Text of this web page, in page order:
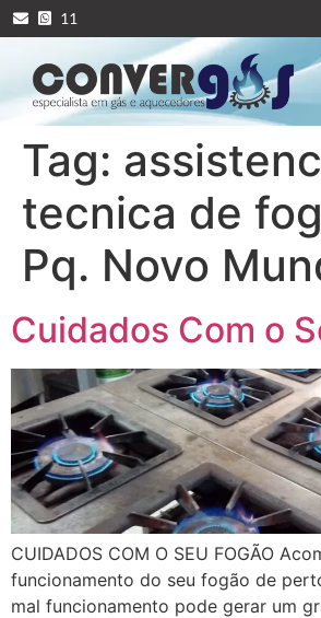
11
Tag:
tecnica de
Pq. Novo
Cuidados Com o
CUIDADOS COM O SEU FOGÃO
funcionamento do seu fogão de
mal funcionamento pode gerar um